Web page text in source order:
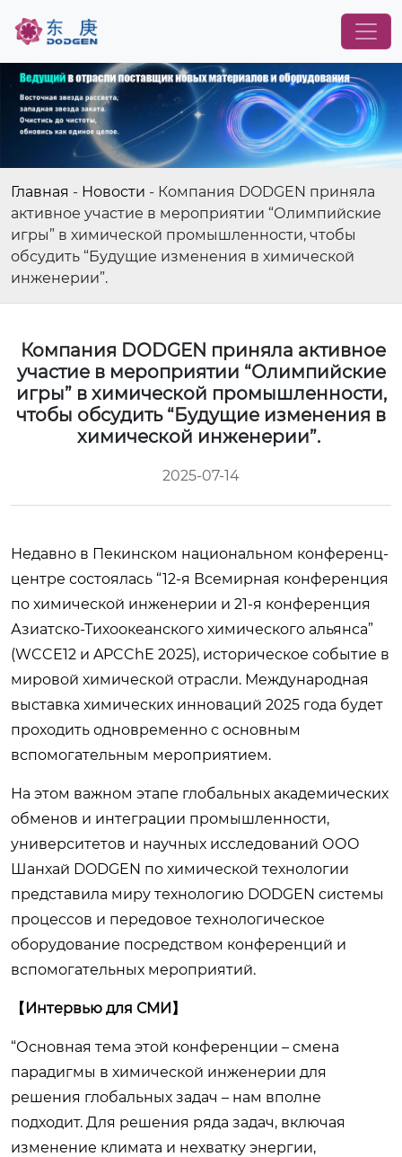
Главная - Новости - Компания DODGEN приняла
активное участие в мероприятии “Олимпийские
игры” в химической промышленности, чтобы
обсудить “Будущие изменения в химической
инженерии”.
Компания DODGEN приняла активное
участие в мероприятии “Олимпийские
игры” в химической промышленности,
чтобы обсудить “Будущие изменения в
химической инженерии”.
2025-07-14
Недавно в Пекинском национальном конференц-
центре состоялась “12-я Всемирная конференция
по химической инженерии и 21-я конференция
Азиатско-Тихоокеанского химического альянса”
(WCCE12 и APCChE 2025), историческое событие в
мировой химической отрасли. Международная
выставка химических инноваций 2025 года будет
проходить одновременно с основным
вспомогательным мероприятием.
На этом важном этапе глобальных академических
обменов и интеграции промышленности,
университетов и научных исследований ООО
Шанхай DODGEN по химической технологии
представила миру технологию DODGEN системы
процессов и передовое технологическое
оборудование посредством конференций и
вспомогательных мероприятий.
【Интервью для СМИ】
“Основная тема этой конференции – смена
парадигмы в химической инженерии для
решения глобальных задач – нам вполне
подходит. Для решения ряда задач, включая
изменение климата и нехватку энергии,